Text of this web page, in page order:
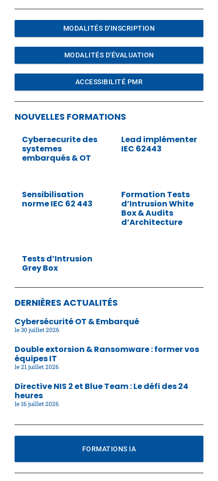
MODALITÉS D'INSCRIPTION
MODALITÉS D'ÉVALUATION
ACCESSIBILITÉ PMR
NOUVELLES FORMATIONS
Cybersecurite des
systemes
embarqués & OT
Lead implémenter
IEC 62443
Sensibilisation
norme IEC 62 443
Formation Tests
d’Intrusion White
Box & Audits
d’Architecture
Tests d’Intrusion
Grey Box
DERNIÈRES ACTUALITÉS
Cybersécurité OT & Embarqué
30 juillet 2026
Double extorsion & Ransomware : former vos
équipes IT
21 juillet 2026
Directive NIS 2 et Blue Team : Le défi des 24
heures
16 juillet 2026
FORMATIONS IA